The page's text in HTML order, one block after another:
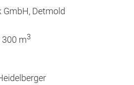
GmbH, Detmold
300 m3